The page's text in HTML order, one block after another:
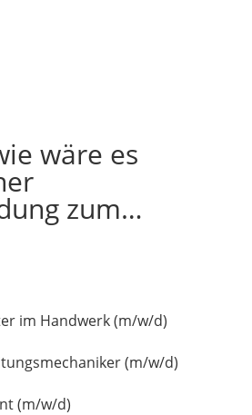
wäre es
zum…
im Handwerk (m/w/d)
(m/w/d)
(m/w/d)